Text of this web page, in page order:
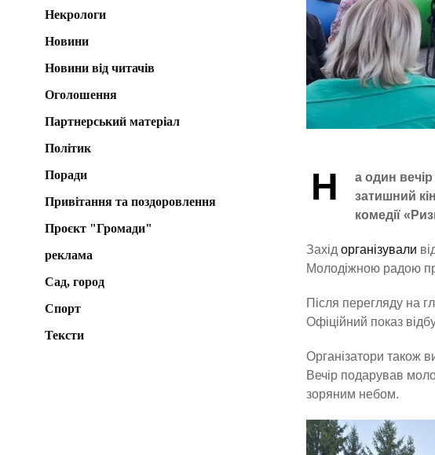
Н
а один
затишний
комедії
Захід організували
Молодіжною радою
Після перегляду на
Офіційний показ
Організатори також
Вечір подарував
зоряним небом.
Некрологи
Новини
Новини від читачів
Оголошення
Партнерський матеріал
Політик
Поради
Привітання та поздоровлення
Проєкт "Громади"
реклама
Сад, город
Спорт
Тексти